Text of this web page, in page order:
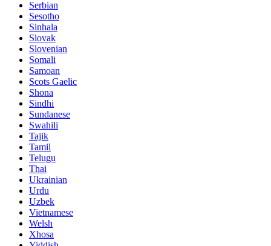
Serbian
Sesotho
Sinhala
Slovak
Slovenian
Somali
Samoan
Scots Gaelic
Shona
Sindhi
Sundanese
Swahili
Tajik
Tamil
Telugu
Thai
Ukrainian
Urdu
Uzbek
Vietnamese
Welsh
Xhosa